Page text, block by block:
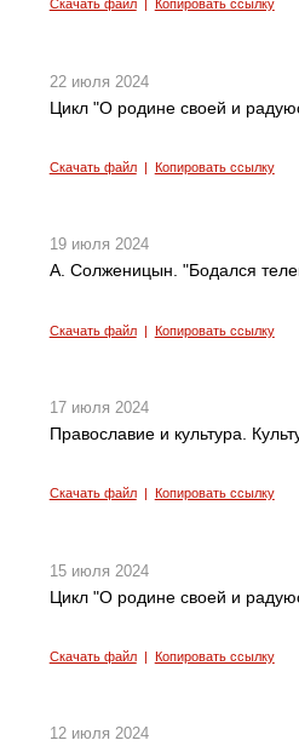
Скачать файл| Копировать ссылку
22 июля 2024
Цикл "О родине своей и
Скачать файл| Копировать ссылку
19 июля 2024
А. Солженицын. "Бодался
Скачать файл| Копировать ссылку
17 июля 2024
Православие и культура.
Скачать файл| Копировать ссылку
15 июля 2024
Цикл "О родине своей и
Скачать файл| Копировать ссылку
12 июля 2024